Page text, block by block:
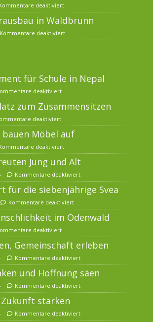
deaktiviert
in Waldbrunn
Kommentare deaktiviert
für Schule in Nepal
deaktiviert
zum Zusammensitzen
deaktiviert
bauen Möbel auf
deaktiviert
Jung und Alt
Kommentare deaktiviert
für die siebenjährige Svea
Kommentare deaktiviert
im Odenwald
deaktiviert
Gemeinschaft erleben
Kommentare deaktiviert
und Hoffnung säen
Kommentare deaktiviert
stärken
Kommentare deaktiviert